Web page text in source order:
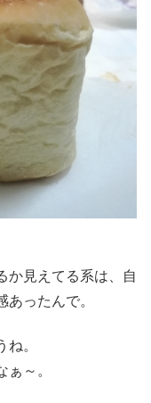
か見えてる系は、自
ったんで。
。
～。